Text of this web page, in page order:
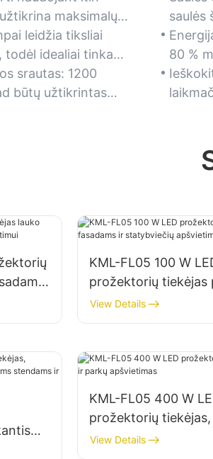
maksimalų
dideles
terasos ir
leidžia tiksliai
idealiai tinka
zonoms
srautas: 1200
būtų užtikrintas
saulės
80 %
KML-FL05 100 W
prožektorių tiekėjas
fasadams ir
apšvietimui
View Details
KML-FL05 400 W
prožektorių
parkų apšvietimas
View Details